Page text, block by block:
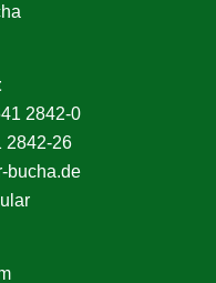
2842-0
2842-26
bucha.de